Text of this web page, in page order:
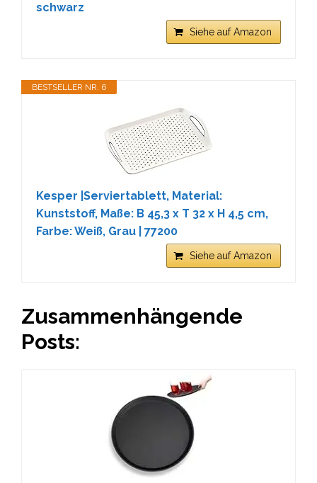
schwarz
Siehe auf Amazon
BESTSELLER NR. 6
Kesper |Serviertablett, Material:
Kunststoff, Maße: B 45,3 x T 32 x H 4,5 cm,
Farbe: Weiß, Grau | 77200
Siehe auf Amazon
Zusammenhängende
Posts: